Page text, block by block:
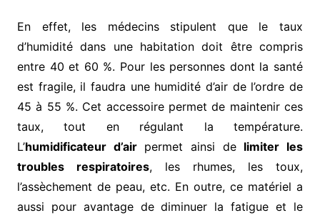
En effet, les médecins stipulent que le taux
d’humidité dans une habitation doit être compris
entre 40 et 60 %. Pour les personnes dont la santé
est fragile, il faudra une humidité d’air de l’ordre de
45 à 55 %. Cet accessoire permet de maintenir ces
taux, tout en régulant la température.
L’humidificateur d’airpermet ainsi de limiter les
troubles respiratoires, les rhumes, les toux,
l’assèchement de peau, etc. En outre, ce matériel a
aussi pour avantage de diminuer la fatigue et le